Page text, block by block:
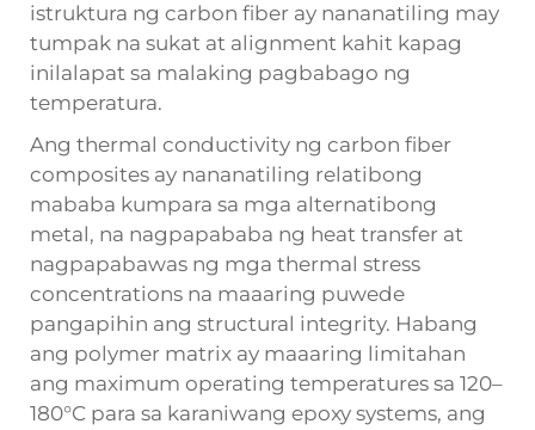
istruktura ng carbon fiber ay nananatiling may
tumpak na sukat at alignment kahit kapag
inilalapat sa malaking pagbabago ng
temperatura.
Ang thermal conductivity ng carbon fiber
composites ay nananatiling relatibong
mababa kumpara sa mga alternatibong
metal, na nagpapababa ng heat transfer at
nagpapabawas ng mga thermal stress
concentrations na maaaring puwede
pangapihin ang structural integrity. Habang
ang polymer matrix ay maaaring limitahan
ang maximum operating temperatures sa 120–
180°C para sa karaniwang epoxy systems, ang